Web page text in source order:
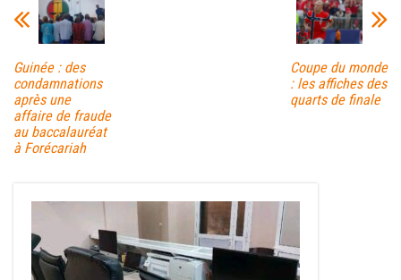
Guinée : des
condamnations
après une
affaire de fraude
au baccalauréat
à Forécariah
Coupe du monde
: les affiches des
quarts de finale